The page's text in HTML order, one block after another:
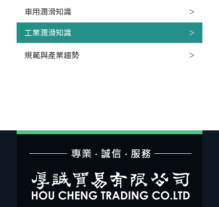
車用潤滑知識
工業潤滑知識
規範與產業趨勢